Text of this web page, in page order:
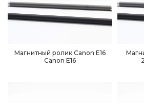
Магнитный ролик Canon E16
Canon E16